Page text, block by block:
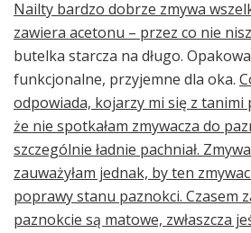
Nailty bardzo dobrze zmywa
zawiera acetonu – przez co nie
butelka starcza na długo.
funkcjonalne, przyjemne dla oka.
odpowiada, kojarzy mi się z tanimi
że nie spotkałam zmywacza do
szczególnie ładnie pachniał.
zauważyłam jednak, by ten
poprawy stanu paznokci. Czasem
paznokcie są matowe, zwłaszcza